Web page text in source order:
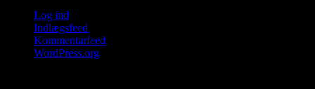
Log ind
Indlægsfeed
Kommentarfeed
WordPress.org